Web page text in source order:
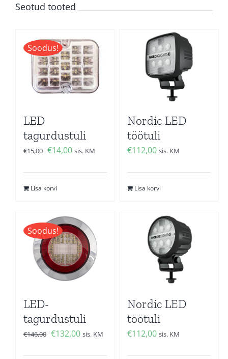
Seotud tooted
Soodus!
LED
tagurdustuli
€15,00 Algne
oli:
€15,00.
€14,00Current
is:
sis. KM
Lisa korvi
Nordic LED
töötuli
€112,00 sis. KM
Lisa korvi
Soodus!
LED-
tagurdustuli
€146,00 Algne
€132,00Current
sis. KM
Nordic LED
töötuli
€112,00 sis. KM